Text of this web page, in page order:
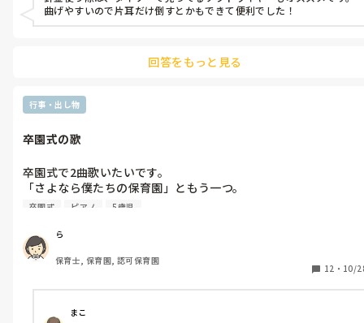
曲げやすいので片耳だけ倒すとかもできて便利でした！
回答をもっと見る
行事・出し物
卒園式の歌
卒園式で2曲歌いたいです。
「さよなら僕たちの保育園」ともう一つ。
さよなら保育園でしんみりするので
なにかいい曲ありますか？
卒園式 ピアノ 5歳児
ら
保育士, 保育園, 認可保育園
12 ・ 10/
まこ